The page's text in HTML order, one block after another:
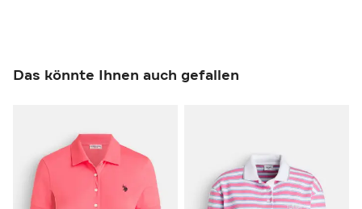
Das könnte Ihnen auch gefallen